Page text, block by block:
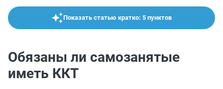
Показать статью кратко: 5 пунктов
Обязаны ли самозанятые
иметь ККТ